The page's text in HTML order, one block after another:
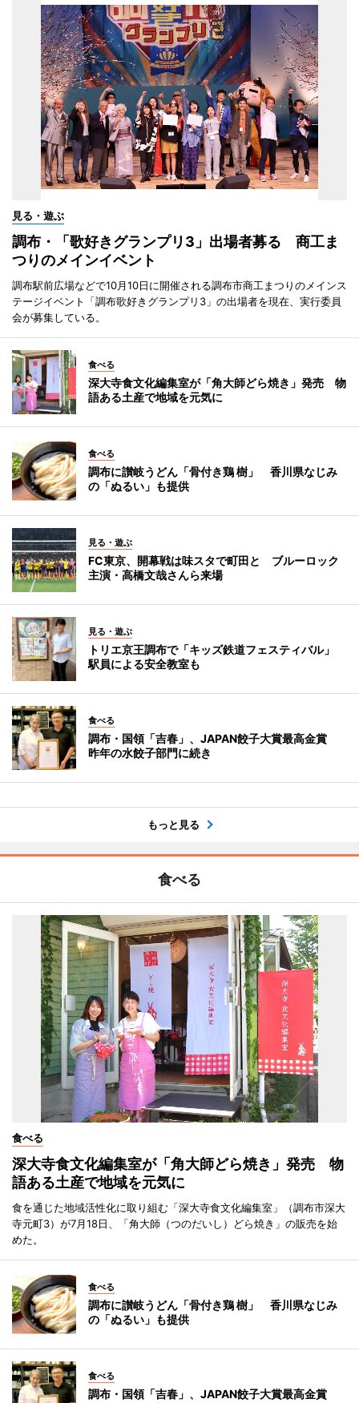
見る・遊ぶ
調布・「歌好きグランプリ3」出場者募る 商工ま
つりのメインイベント
調布駅前広場などで10月10日に開催される調布市商工まつりのメインス
テージイベント「調布歌好きグランプリ3」の出場者を現在、実行委員
会が募集している。
食べる
深大寺食文化編集室が「角大師どら焼き」発売 物
語ある土産で地域を元気に
食べる
調布に讃岐うどん「骨付き鶏 樹」 香川県なじみ
の「ぬるい」も提供
見る・遊ぶ
FC東京、開幕戦は味スタで町田と ブルーロック
主演・高橋文哉さんら来場
見る・遊ぶ
トリエ京王調布で「キッズ鉄道フェスティバル」
駅員による安全教室も
食べる
調布・国領「吉春」、JAPAN餃子大賞最高金賞
昨年の水餃子部門に続き
もっと見る
食べる
食べる
深大寺食文化編集室が「角大師どら焼き」発売 物
語ある土産で地域を元気に
食を通じた地域活性化に取り組む「深大寺食文化編集室」（調布市深大
寺元町3）が7月18日、「角大師（つのだいし）どら焼き」の販売を始
めた。
食べる
調布に讃岐うどん「骨付き鶏 樹」 香川県なじみ
の「ぬるい」も提供
食べる
調布・国領「吉春」、JAPAN餃子大賞最高金賞